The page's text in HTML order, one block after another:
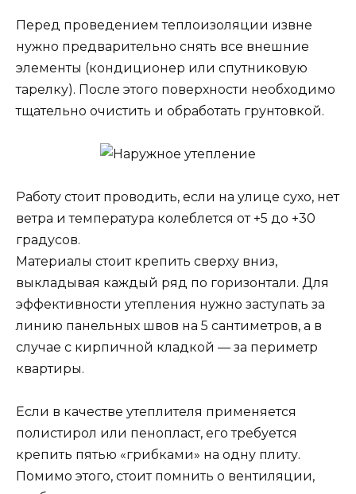
Перед проведением теплоизоляции извне
нужно предварительно снять все внешние
элементы (кондиционер или спутниковую
тарелку). После этого поверхности необходимо
тщательно очистить и обработать грунтовкой.
Работу стоит проводить, если на улице сухо, нет
ветра и температура колеблется от +5 до +30
градусов.
Материалы стоит крепить сверху вниз,
выкладывая каждый ряд по горизонтали. Для
эффективности утепления нужно заступать за
линию панельных швов на 5 сантиметров, а в
случае с кирпичной кладкой — за периметр
квартиры.
Если в качестве утеплителя применяется
полистирол или пенопласт, его требуется
крепить пятью «грибками» на одну плиту.
Помимо этого, стоит помнить о вентиляции,